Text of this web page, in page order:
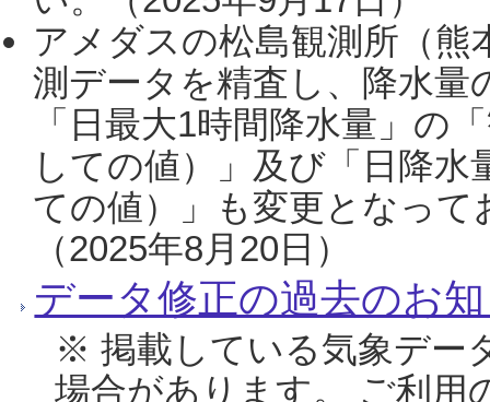
アメダスの松島観測所（熊
測データを精査し、降水
「日最大1時間降水量」の
しての値）」及び「日降
ての値）」も変更となっ
（2025年8月20日）
データ修正の過去のお
※ 掲載している気象デー
場合があります。 ご利用